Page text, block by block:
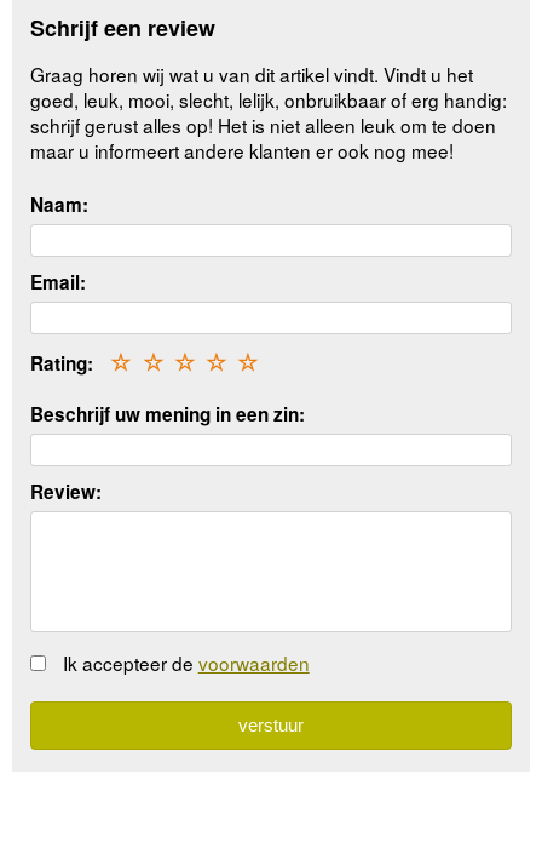
Schrijf een review
Graag horen wij wat u van dit artikel vindt. Vindt u het
goed, leuk, mooi, slecht, lelijk, onbruikbaar of erg handig:
schrijf gerust alles op! Het is niet alleen leuk om te doen
maar u informeert andere klanten er ook nog mee!
Naam:
Email:
Rating: ☆
☆
☆
☆
☆
Beschrijf uw mening in een zin:
Review:
Ik accepteer de voorwaarden